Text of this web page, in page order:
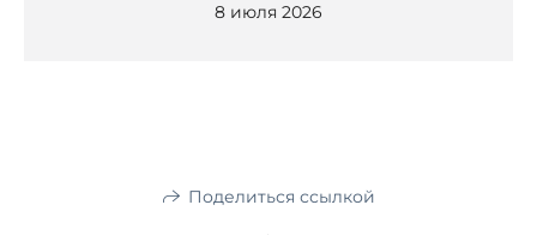
8 июля 2026
Поделиться ссылкой